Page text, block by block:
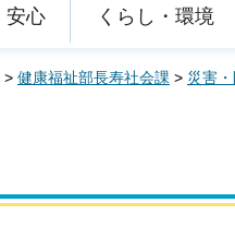
安心 くらし・環境
> 健康福祉部長寿社会課 > 災害